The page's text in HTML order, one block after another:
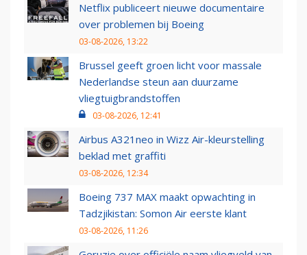
Netflix publiceert nieuwe documentaire
over problemen bij Boeing
03-08-2026, 13:22
Brussel geeft groen licht voor massale
Nederlandse steun aan duurzame
vliegtuigbrandstoffen
03-08-2026, 12:41
Airbus A321neo in Wizz Air-kleurstelling
beklad met graffiti
03-08-2026, 12:34
Boeing 737 MAX maakt opwachting in
Tadzjikistan: Somon Air eerste klant
03-08-2026, 11:26